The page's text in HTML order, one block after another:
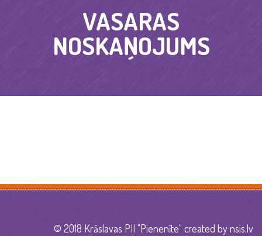
VASARAS
NOSKAŅOJUMS
© 2018 Krāslavas PII "Pienenīte" created bynsis.lv